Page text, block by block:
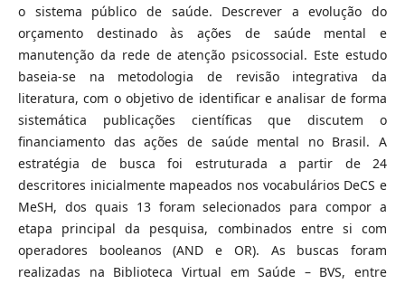
o sistema público de saúde. Descrever a evolução do
orçamento destinado às ações de saúde mental e
manutenção da rede de atenção psicossocial. Este estudo
baseia-se na metodologia de revisão integrativa da
literatura, com o objetivo de identificar e analisar de forma
sistemática publicações científicas que discutem o
financiamento das ações de saúde mental no Brasil. A
estratégia de busca foi estruturada a partir de 24
descritores inicialmente mapeados nos vocabulários DeCS e
MeSH, dos quais 13 foram selecionados para compor a
etapa principal da pesquisa, combinados entre si com
operadores booleanos (AND e OR). As buscas foram
realizadas na Biblioteca Virtual em Saúde – BVS, entre